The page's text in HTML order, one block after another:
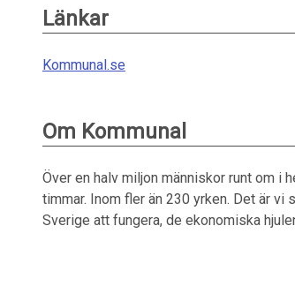
Länkar
Kommunal.se
Om Kommunal
Över en halv miljon människor runt om i
timmar. Inom fler än 230 yrken. Det är vi
Sverige att fungera, de ekonomiska